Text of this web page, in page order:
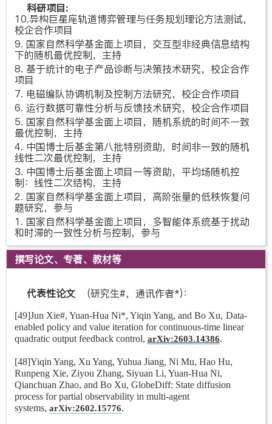
科研项目:
10.异构巨星座轨道博弈管理与任务规划理论方法测试，
校企合作项目
9. 国家自然科学基金面上项目，交互型非经典信息结构
下的随机最优控制，主持
8. 基于统计的电子产品诊断与决策技术研究，校企合作
项目
7. 电磁编队协调机制及控制方法研究，校企合作项目
6. 运行数据可靠性分析与反馈技术研究，校企合作项目
5. 国家自然科学基金面上项目，随机系统的时间不一致
最优控制，主持
4. 中国博士后基金第八批特别资助，时间非一致的随机
线性二次最优控制，主持
3. 中国博士后基金面上项目一等资助，平均场随机控
制：线性二次结构，主持
2. 国家自然科学基金面上项目，高阶张量的低秩恢复问
题研究，参与
1. 国家自然科学基金面上项目，多智能体系统基于扰动
和时滞的一致性分析与控制，参与
撰写论文、专著、教材等
代表性论文 (研究生#，通讯作者*)：
[49]Jun Xie#, Yuan-Hua Ni*, Yiqin Yang, and Bo Xu, Data-
enabled policy and value iteration for continuous-time linear
quadratic output feedback control, arXiv:2603.14386.
[48]Yiqin Yang, Xu Yang, Yuhua Jiang, Ni Mu, Hao Hu,
Runpeng Xie, Ziyou Zhang, Siyuan Li, Yuan-Hua Ni,
Qianchuan Zhao, and Bo Xu, GlobeDiff: State diffusion
process for partial observability in multi-agent
systems, arXiv:2602.15776.